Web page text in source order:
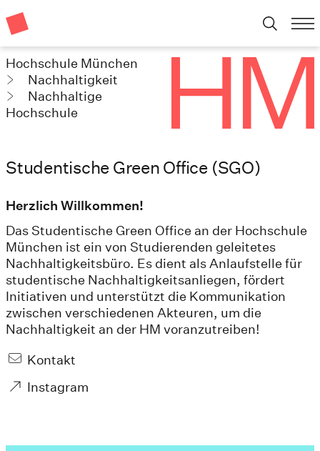
Hochschule München
Nachhaltigkeit
Nachhaltige
Hochschule
Studentische Green Office (SGO)
Herzlich Willkommen!
Das Studentische Green Office an der Hochschule
München ist ein von Studierenden geleitetes
Nachhaltigkeitsbüro. Es dient als Anlaufstelle für
studentische Nachhaltigkeitsanliegen, fördert
Initiativen und unterstützt die Kommunikation
zwischen verschiedenen Akteuren, um die
Nachhaltigkeit an der HM voranzutreiben!
Kontakt
Instagram